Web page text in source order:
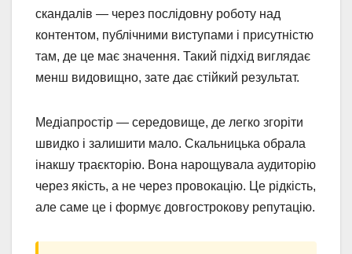
скандалів — через послідовну роботу над
контентом, публічними виступами і присутністю
там, де це має значення. Такий підхід виглядає
менш видовищно, зате дає стійкий результат.
Медіапростір — середовище, де легко згоріти
швидко і залишити мало. Скальницька обрала
інакшу траєкторію. Вона нарощувала аудиторію
через якість, а не через провокацію. Це рідкість,
але саме це і формує довгострокову репутацію.